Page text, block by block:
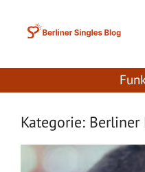
Inhalt
Kategorie: Berliner